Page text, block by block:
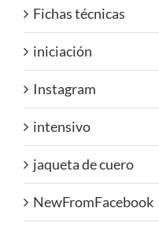
Fichas técnicas
iniciación
Instagram
intensivo
jaqueta de cuero
NewFromFacebook